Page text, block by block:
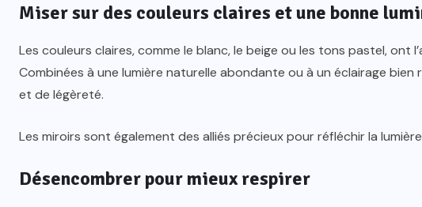
Miser sur des couleurs claires et une bonne
Les couleurs claires, comme le blanc, le beige ou les tons pastel, ont
Combinées à une lumière naturelle abondante ou à un éclairage
et de légèreté.
Les miroirs sont également des alliés précieux pour réfléchir la
Désencombrer pour mieux respirer
MARS 24, 2026